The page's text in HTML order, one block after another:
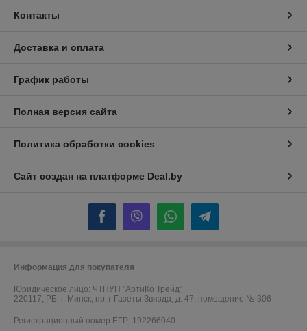
Контакты
Доставка и оплата
График работы
Полная версия сайта
Политика обработки cookies
Сайт создан на платформе Deal.by
Информация для покупателя
Юридическое лицо: ЧТПУП "АртиКо Трейд"
220117, РБ, г. Минск, пр-т Газеты Звязда, д. 47, помещение № 306
Регистрационный номер ЕГР: 192266040